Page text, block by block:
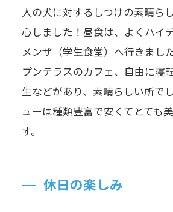
人の犬に対するしつけの素晴ら
心しました！昼食は、よくハイ
メンザ（学生食堂）へ行きまし
プンテラスのカフェ、自由に寝
生などがあり、素晴らしい所で
ューは種類豊富で安くてとても
す。
休日の楽しみ